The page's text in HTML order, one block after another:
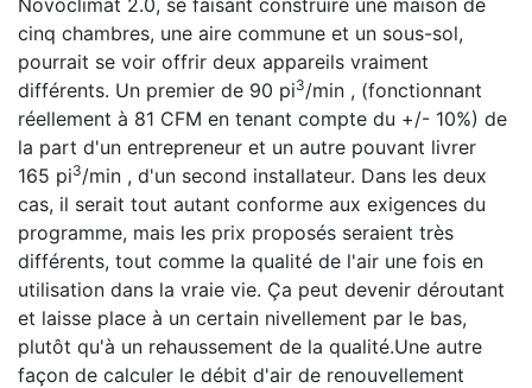
Novoclimat 2.0, se faisant construire une maison de
cinq chambres, une aire commune et un sous-sol,
pourrait se voir offrir deux appareils vraiment
différents. Un premier de 90 pi3/min , (fonctionnant
réellement à 81 CFM en tenant compte du +/- 10%) de
la part d'un entrepreneur et un autre pouvant livrer
165 pi3/min , d'un second installateur. Dans les deux
cas, il serait tout autant conforme aux exigences du
programme, mais les prix proposés seraient très
différents, tout comme la qualité de l'air une fois en
utilisation dans la vraie vie. Ça peut devenir déroutant
et laisse place à un certain nivellement par le bas,
plutôt qu'à un rehaussement de la qualité.Une autre
façon de calculer le débit d'air de renouvellement